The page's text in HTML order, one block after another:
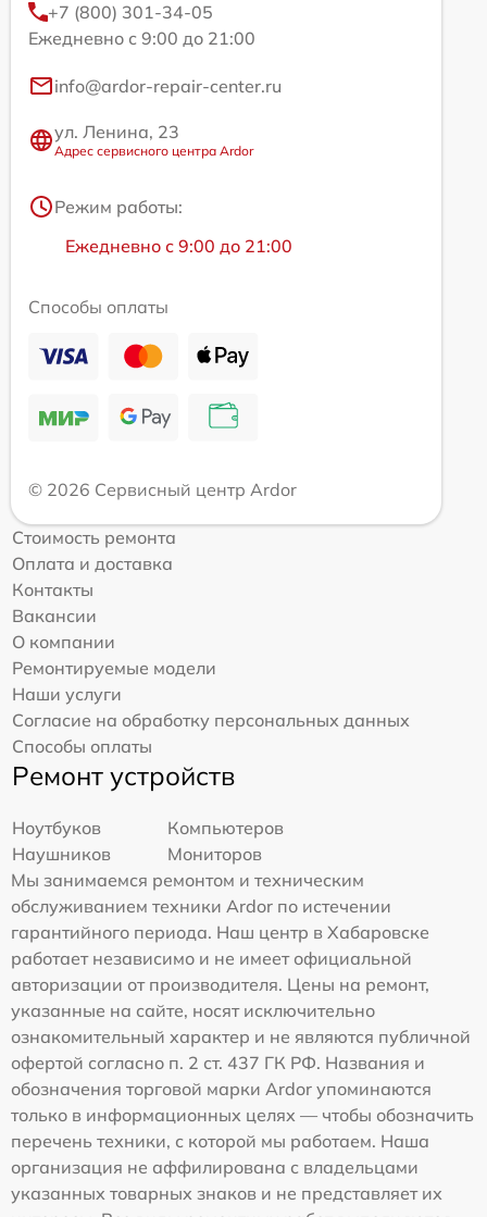
+7 (800) 301-34-05
Ежедневно с 9:00 до 21:00
info@ardor-repair-center.ru
ул. Ленина, 23
Адрес сервисного центра Ardor
Режим работы:
Ежедневно с 9:00 до 21:00
Способы оплаты
© 2026 Сервисный центр Ardor
Стоимость ремонта
Оплата и доставка
Контакты
Вакансии
О компании
Ремонтируемые модели
Наши услуги
Согласие на обработку персональных данных
Способы оплаты
Ремонт устройств
Ноутбуков
Компьютеров
Наушников
Мониторов
Мы занимаемся ремонтом и техническим
обслуживанием техники Ardor по истечении
гарантийного периода. Наш центр в Хабаровске
работает независимо и не имеет официальной
авторизации от производителя. Цены на ремонт,
указанные на сайте, носят исключительно
ознакомительный характер и не являются публичной
офертой согласно п. 2 ст. 437 ГК РФ. Названия и
обозначения торговой марки Ardor упоминаются
только в информационных целях — чтобы обозначить
перечень техники, с которой мы работаем. Наша
организация не аффилирована с владельцами
указанных товарных знаков и не представляет их